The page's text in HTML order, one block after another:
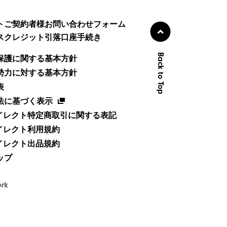
ご契約者様お問い合わせフォーム
クレジット引落口座手続き
護に関する基本方針
力に対する基本方針
に基づく表示
レクト特定商取引に関する表記
レクト利用規約
レクト出品規約
プ
Back to Top